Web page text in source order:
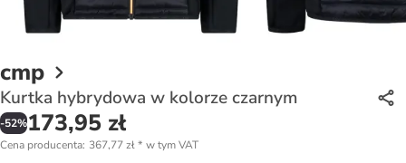
cmp
Kurtka hybrydowa w kolorze czarnym
-52%173,95 zł
Cena producenta: 367,77 zł* w tym VAT